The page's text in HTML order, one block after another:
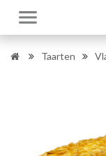
Taarten